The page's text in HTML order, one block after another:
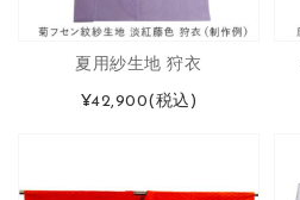
夏用紗生地 狩衣
¥42,900(税込)